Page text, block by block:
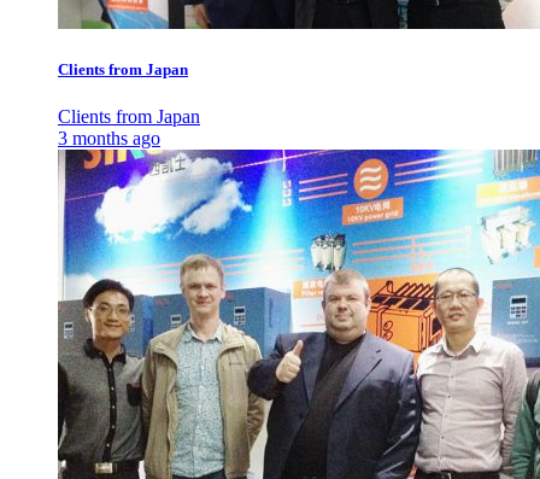
Clients from Japan
Clients from Japan
3 months ago